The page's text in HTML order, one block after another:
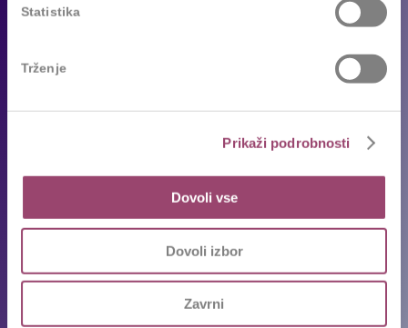
Statistika
Trženje
Prikaži podrobnosti
Dovoli vse
Dovoli izbor
Zavrni
Naše storitve
Sledimo trendom
Za kandidate
Oddajte življenjepis
Karierni napotki in nasveti